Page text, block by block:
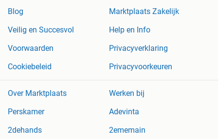
Blog
Marktplaats Zakelijk
Veilig en Succesvol
Help en Info
Voorwaarden
Privacyverklaring
Cookiebeleid
Privacyvoorkeuren
Over Marktplaats
Werken bij
Perskamer
Adevinta
2dehands
2ememain